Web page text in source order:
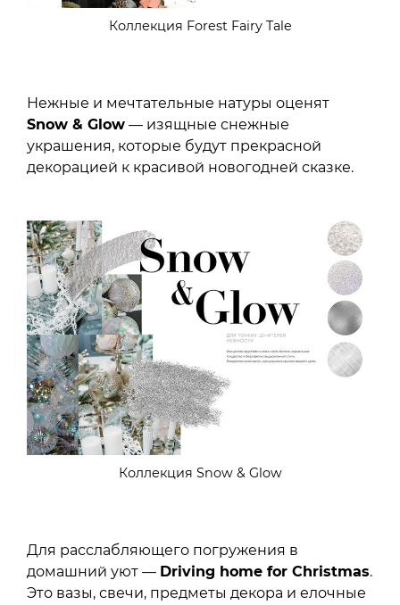
Коллекция Forest Fairy Tale
Нежные и мечтательные натуры оценят
Snow & Glow — изящные снежные
украшения, которые будут прекрасной
декорацией к красивой новогодней сказке.
Коллекция Snow & Glow
Для расслабляющего погружения в
домашний уют — Driving home for Christmas.
Это вазы, свечи, предметы декора и елочные